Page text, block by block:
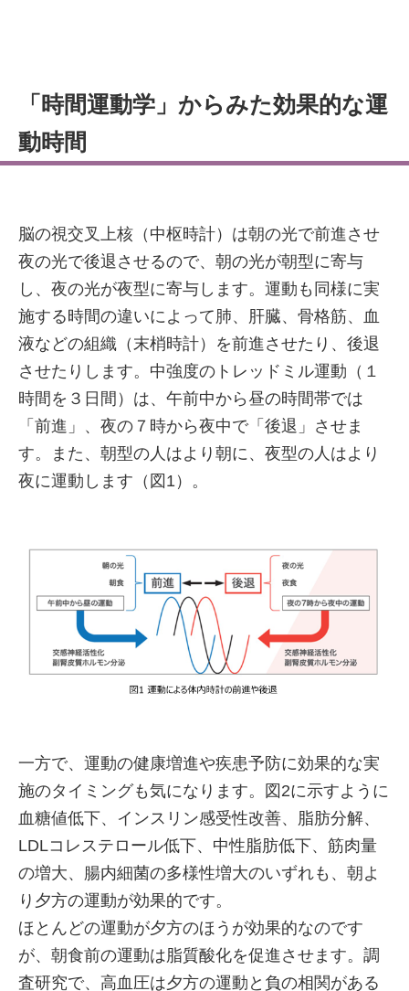
「時間運動学」からみた効果的な運
動時間
脳の視交叉上核（中枢時計）は朝の光で前進させ
夜の光で後退させるので、朝の光が朝型に寄与
し、夜の光が夜型に寄与します。運動も同様に実
施する時間の違いによって肺、肝臓、骨格筋、血
液などの組織（末梢時計）を前進させたり、後退
させたりします。中強度のトレッドミル運動（１
時間を３日間）は、午前中から昼の時間帯では
「前進」、夜の７時から夜中で「後退」させま
す。また、朝型の人はより朝に、夜型の人はより
夜に運動します（図1）。
一方で、運動の健康増進や疾患予防に効果的な実
施のタイミングも気になります。図2に示すように
血糖値低下、インスリン感受性改善、脂肪分解、
LDLコレステロール低下、中性脂肪低下、筋肉量
の増大、腸内細菌の多様性増大のいずれも、朝よ
り夕方の運動が効果的です。
ほとんどの運動が夕方のほうが効果的なのです
が、朝食前の運動は脂質酸化を促進させます。調
査研究で、高血圧は夕方の運動と負の相関がある